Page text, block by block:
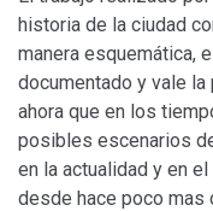
historia de la ciudad
manera esquemática,
documentado y vale
ahora que en los
posibles escenarios
en la actualidad y en
desde hace poco mas